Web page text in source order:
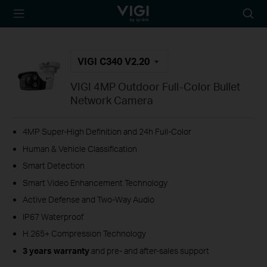
TP-Link, Reliably
icon
VIGI C340 V2.20
VIGI 4MP Outdoor Full-Color Bullet
Network Camera
4MP Super-High Definition and 24h Full-Color
Human & Vehicle Classification
Smart Detection
Smart Video Enhancement Technology
Active Defense and Two-Way Audio
IP67 Waterproof
H.265+ Compression Technology
3 years warranty and pre- and after-sales support